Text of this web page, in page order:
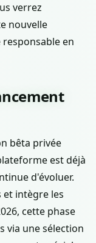
verrez
nouvelle
en
bêta privée
est déjà
d'évoluer.
et intègre les
cette phase
via une sélection